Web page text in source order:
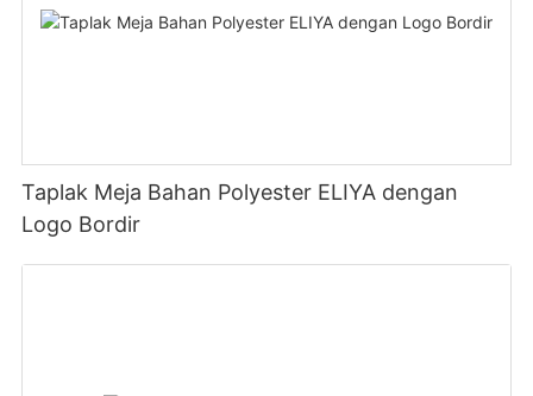
Taplak Meja Bahan Polyester ELIYA dengan
Logo Bordir